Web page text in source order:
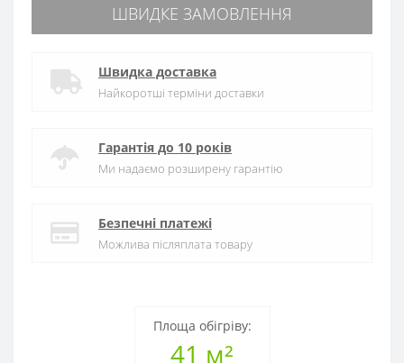
Площа обігріву:
41 м²
ШВИДКЕ ЗАМОВЛЕННЯ
Швидка доставка
Найкоротші терміни доставки
Гарантія до 10 років
Ми надаємо розширену гарантію
Безпечні платежі
Можлива післяплата товару